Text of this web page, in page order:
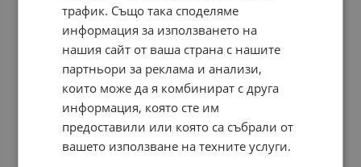
трафик. Също така споделяме
информация за използването на
нашия сайт от ваша страна с нашите
партньори за реклама и анализи,
които може да я комбинират с друга
информация, която сте им
предоставили или която са събрали от
вашето използване на техните услуги.